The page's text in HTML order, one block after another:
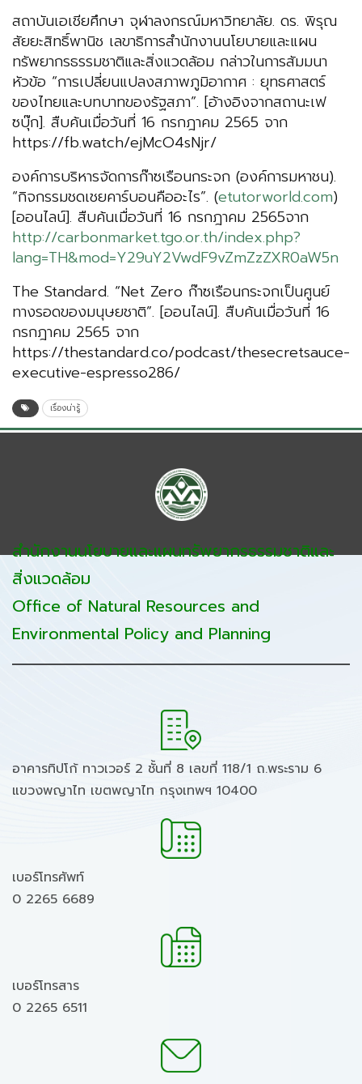
สถาบันเอเชียศึกษา จุฬาลงกรณ์มหาวิทยาลัย. ดร. พิรุณ
สัยยะสิทธิ์พานิช เลขาธิการสำนักงานนโยบายและแผน
ทรัพยากรธรรมชาติและสิ่งแวดล้อม กล่าวในการสัมมนา
หัวข้อ “การเปลี่ยนแปลงสภาพภูมิอากาศ : ยุทธศาสตร์
ของไทยและบทบาทของรัฐสภา”. [อ้างอิงจากสถานะเฟ
ซบุ๊ก]. สืบค้นเมื่อวันที่ 16 กรกฎาคม 2565 จาก
https://fb.watch/ejMcO4sNjr/
องค์การบริหารจัดการก๊าซเรือนกระจก (องค์การมหาชน).
“กิจกรรมชดเชยคาร์บอนคืออะไร”. (etutorworld.com)
[ออนไลน์]. สืบค้นเมื่อวันที่ 16 กรกฎาคม 2565จาก
http://carbonmarket.tgo.or.th/index.php?
lang=TH&mod=Y29uY2VwdF9vZmZzZXR0aW5n
The Standard. “Net Zero ก๊าซเรือนกระจกเป็นศูนย์
ทางรอดของมนุษยชาติ”. [ออนไลน์]. สืบค้นเมื่อวันที่ 16
กรกฎาคม 2565 จาก
https://thestandard.co/podcast/thesecretsauce-
executive-espresso286/
เรื่องน่ารู้
สำนักงานนโยบายและแผนทรัพยากรธรรมชาติและ
สิ่งแวดล้อม
Office of Natural Resources and
Environmental Policy and Planning
อาคารทิปโก้ ทาวเวอร์ 2 ชั้นที่ 8 เลขที่ 118/1 ถ.พระราม 6
แขวงพญาไท เขตพญาไท กรุงเทพฯ 10400
เบอร์โทรศัพท์
0 2265 6689
เบอร์โทรสาร
0 2265 6511